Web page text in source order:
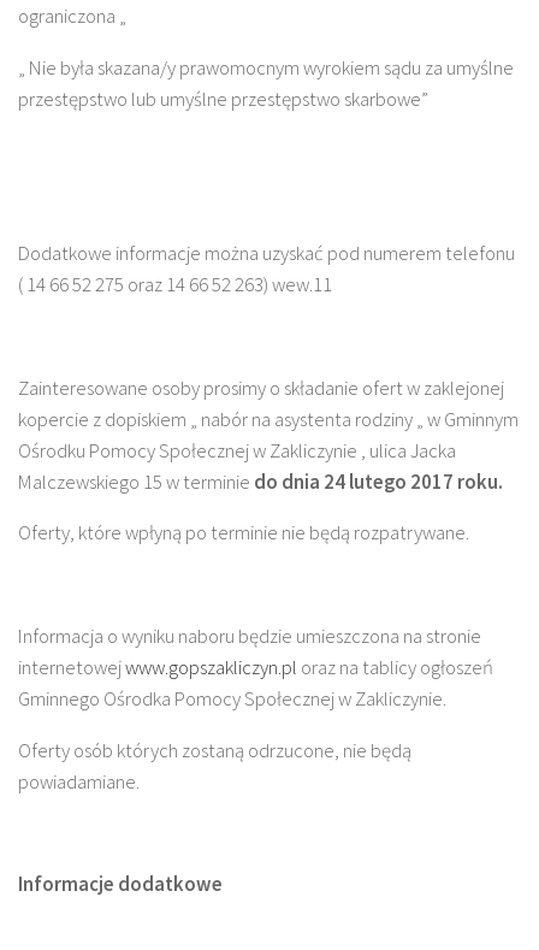
ograniczona „
„ Nie była skazana/y prawomocnym wyrokiem sądu za umyślne
przestępstwo lub umyślne przestępstwo skarbowe”
Dodatkowe informacje można uzyskać pod numerem telefonu
( 14 66 52 275 oraz 14 66 52 263) wew.11
Zainteresowane osoby prosimy o składanie ofert w zaklejonej
kopercie z dopiskiem „ nabór na asystenta rodziny „ w Gminnym
Ośrodku Pomocy Społecznej w Zakliczynie , ulica Jacka
Malczewskiego 15 w terminie do dnia 24 lutego 2017 roku.
Oferty, które wpłyną po terminie nie będą rozpatrywane.
Informacja o wyniku naboru będzie umieszczona na stronie
internetowejwww.gopszakliczyn.pl oraz na tablicy ogłoszeń
Gminnego Ośrodka Pomocy Społecznej w Zakliczynie.
Oferty osób których zostaną odrzucone, nie będą
powiadamiane.
Informacje dodatkowe